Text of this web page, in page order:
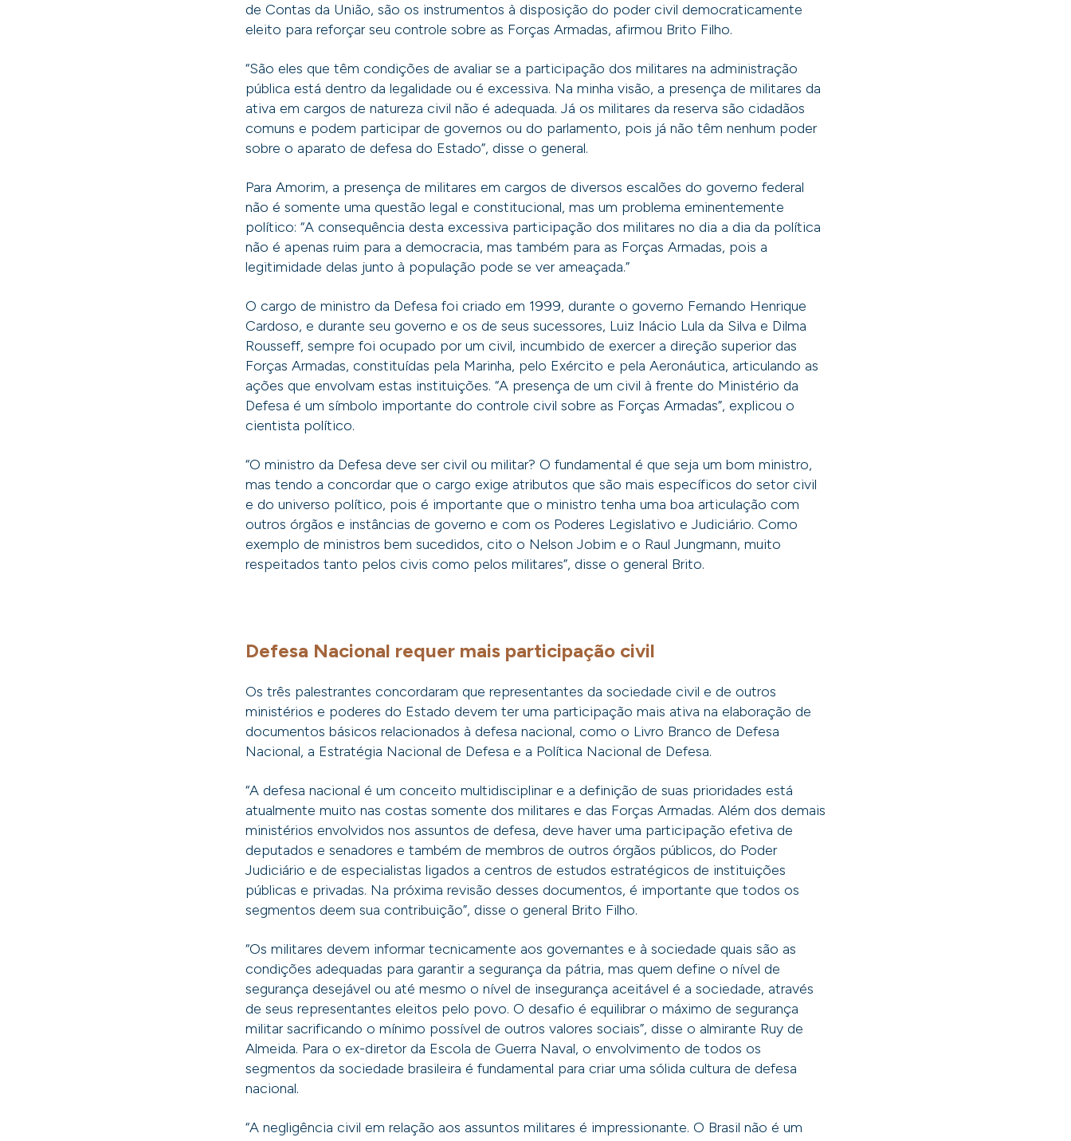
de Contas da União, são os instrumentos à disposição do poder civil democraticamente
eleito para reforçar seu controle sobre as Forças Armadas, afirmou Brito Filho.
“São eles que têm condições de avaliar se a participação dos militares na administração
pública está dentro da legalidade ou é excessiva. Na minha visão, a presença de militares da
ativa em cargos de natureza civil não é adequada. Já os militares da reserva são cidadãos
comuns e podem participar de governos ou do parlamento, pois já não têm nenhum poder
sobre o aparato de defesa do Estado”, disse o general.
Para Amorim, a presença de militares em cargos de diversos escalões do governo federal
não é somente uma questão legal e constitucional, mas um problema eminentemente
político: “A consequência desta excessiva participação dos militares no dia a dia da política
não é apenas ruim para a democracia, mas também para as Forças Armadas, pois a
legitimidade delas junto à população pode se ver ameaçada.”
O cargo de ministro da Defesa foi criado em 1999, durante o governo Fernando Henrique
Cardoso, e durante seu governo e os de seus sucessores, Luiz Inácio Lula da Silva e Dilma
Rousseff, sempre foi ocupado por um civil, incumbido de exercer a direção superior das
Forças Armadas, constituídas pela Marinha, pelo Exército e pela Aeronáutica, articulando as
ações que envolvam estas instituições. “A presença de um civil à frente do Ministério da
Defesa é um símbolo importante do controle civil sobre as Forças Armadas”, explicou o
cientista político.
“O ministro da Defesa deve ser civil ou militar? O fundamental é que seja um bom ministro,
mas tendo a concordar que o cargo exige atributos que são mais específicos do setor civil
e do universo político, pois é importante que o ministro tenha uma boa articulação com
outros órgãos e instâncias de governo e com os Poderes Legislativo e Judiciário. Como
exemplo de ministros bem sucedidos, cito o Nelson Jobim e o Raul Jungmann, muito
respeitados tanto pelos civis como pelos militares”, disse o general Brito.
Defesa Nacional requer mais participação civil
Os três palestrantes concordaram que representantes da sociedade civil e de outros
ministérios e poderes do Estado devem ter uma participação mais ativa na elaboração de
documentos básicos relacionados à defesa nacional, como o Livro Branco de Defesa
Nacional, a Estratégia Nacional de Defesa e a Política Nacional de Defesa.
“A defesa nacional é um conceito multidisciplinar e a definição de suas prioridades está
atualmente muito nas costas somente dos militares e das Forças Armadas. Além dos demais
ministérios envolvidos nos assuntos de defesa, deve haver uma participação efetiva de
deputados e senadores e também de membros de outros órgãos públicos, do Poder
Judiciário e de especialistas ligados a centros de estudos estratégicos de instituições
públicas e privadas. Na próxima revisão desses documentos, é importante que todos os
segmentos deem sua contribuição”, disse o general Brito Filho.
“Os militares devem informar tecnicamente aos governantes e à sociedade quais são as
condições adequadas para garantir a segurança da pátria, mas quem define o nível de
segurança desejável ou até mesmo o nível de insegurança aceitável é a sociedade, através
de seus representantes eleitos pelo povo. O desafio é equilibrar o máximo de segurança
militar sacrificando o mínimo possível de outros valores sociais”, disse o almirante Ruy de
Almeida. Para o ex-diretor da Escola de Guerra Naval, o envolvimento de todos os
segmentos da sociedade brasileira é fundamental para criar uma sólida cultura de defesa
nacional.
“A negligência civil em relação aos assuntos militares é impressionante. O Brasil não é um